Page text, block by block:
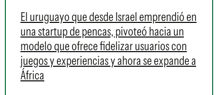
El uruguayo que desde Israel emprendió en
una startup de pencas, pivoteó hacia un
modelo que ofrece fidelizar usuarios con
juegos y experiencias y ahora se expande a
África